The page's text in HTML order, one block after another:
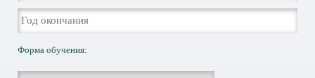
Форма обучения: